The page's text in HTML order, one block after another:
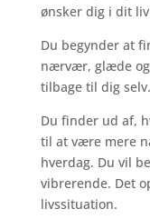
ønsker dig i dit
Du begynder at
nærvær, glæde og
tilbage til dig selv.
Du finder ud af,
til at være mere
hverdag. Du vil
vibrerende. Det
livssituation.